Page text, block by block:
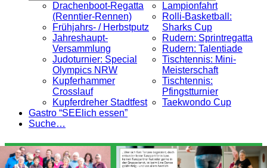
Drachenboot-Regatta
(Renntier-Rennen)
Frühjahrs- / Herbstputz
Jahreshaupt-
Versammlung
Judoturnier: Special
Olympics NRW
Kupferhammer
Crosslauf
Kupferdreher Stadtfest
Lampionfahrt
Rolli-Basketball:
Sharks Cup
Rudern: Sprintregatta
Rudern: Talentiade
Tischtennis: Mini-
Meisterschaft
Tischtennis:
Pfingstturnier
Taekwondo Cup
Gastro “SEElich essen”
Suche…